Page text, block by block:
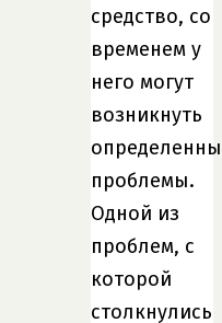
средство, со
временем у
него могут
возникнуть
проблемы.
Одной из
проблем, с
которой
столкнулись